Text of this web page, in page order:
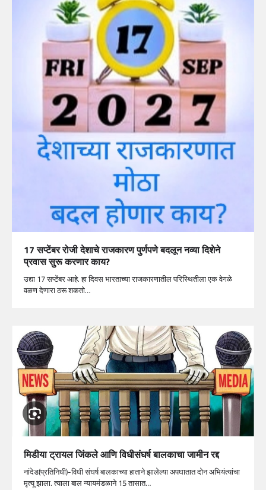
17 सप्टेंबर रोजी देशाचे राजकारण पुर्णपणे बदलून नव्या दिशेने
प्रवास सुरू करणार काय?
उद्या 17 सप्टेंबर आहे. हा दिवस भारताच्या राजकारणातील परिस्थितीला एक वेगळे
वळण देणारा ठरू शकतो…
मिडीया ट्रायल जिंकले आणि विधीसंघर्ष बालकाचा जामीन रद्द
नांदेड(प्रतिनिधी)-विधी संघर्ष बालकाच्या हाताने झालेल्या अपघातात दोन अभियंत्यांचा
मृत्यू झाला. त्याला बाल न्यायमंडळाने 15 तासात…